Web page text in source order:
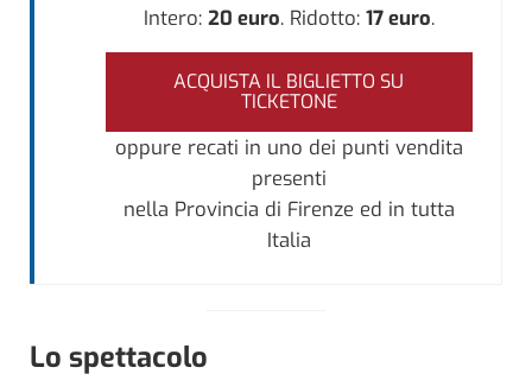
Intero: 20 euro. Ridotto: 17 euro.
ACQUISTA IL BIGLIETTO SU
TICKETONE
oppure recati in uno dei punti vendita
presenti
nella Provincia di Firenze ed in tutta
Italia
Lo spettacolo